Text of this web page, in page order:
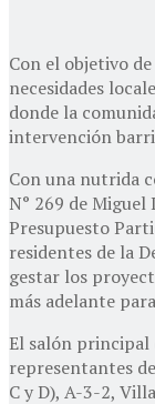
Con el objetivo
necesidades
donde la
intervención
Con una nutrida
N° 269 de Miguel
Presupuesto
residentes de la
gestar los
más adelante
El salón principal
representantes
C y D), A-3-2,